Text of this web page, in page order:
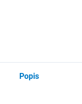
Popis